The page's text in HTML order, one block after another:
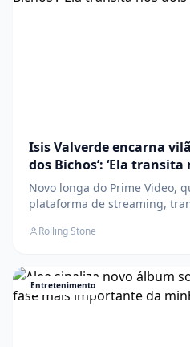
Isis Valverde encarna
dos Bichos’: ‘Ela
Novo longa do Prime Video,
plataforma de streaming,
Janeiro distópico O post Isis
universos’ apareceu primeiro
Rolling Stone
Entretenimento